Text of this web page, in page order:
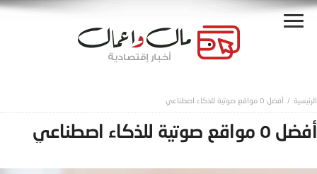
أفضل ٥ مواقع صوتية للذكاء اصطناعي
أفضل ٥ مواقع صوتية للذكاء اصطناعي